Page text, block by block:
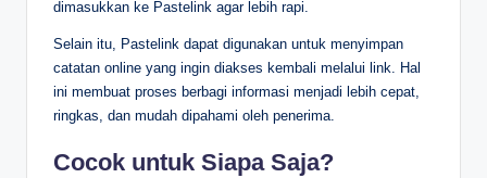
dimasukkan ke Pastelink agar lebih rapi.
Selain itu, Pastelink dapat digunakan untuk menyimpan
catatan online yang ingin diakses kembali melalui link. Hal
ini membuat proses berbagi informasi menjadi lebih cepat,
ringkas, dan mudah dipahami oleh penerima.
Cocok untuk Siapa Saja?